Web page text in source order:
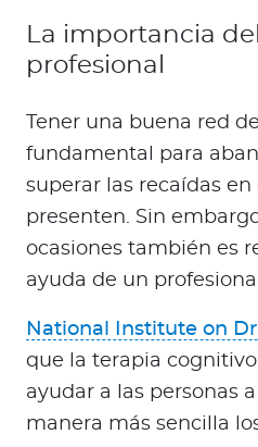
La importancia
profesional
Tener una buena red
fundamental para
superar las recaídas en
presenten. Sin
ocasiones también es
ayuda de un
National Institute on
que la terapia
ayudar a las personas
manera más sencilla